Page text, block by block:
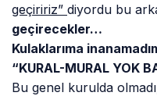
geçiririz”diyordu bu
geçirecekler…
Kulaklarıma
“KURAL-MURAL YOK
Bu genel kurulda